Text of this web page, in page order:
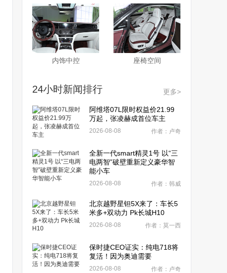
内饰中控 座椅空间
24小时新闻排行 更多>
阿维塔07L限时权益价21.99
万起，张凌赫成首位车主
2026-08-08 作者：卢奇
全新一代smart精灵1号 以“三
电两智”破壁重新定义豪华智
能小车
2026-08-08 作者：韩威
北京越野星钽5X来了：车长5
米多+双动力 Pk长城H10
2026-08-08 作者：莫一西
保时捷CEO证实：纯电718将
复活！因为奥迪需要
2026-08-08 作者：卢奇